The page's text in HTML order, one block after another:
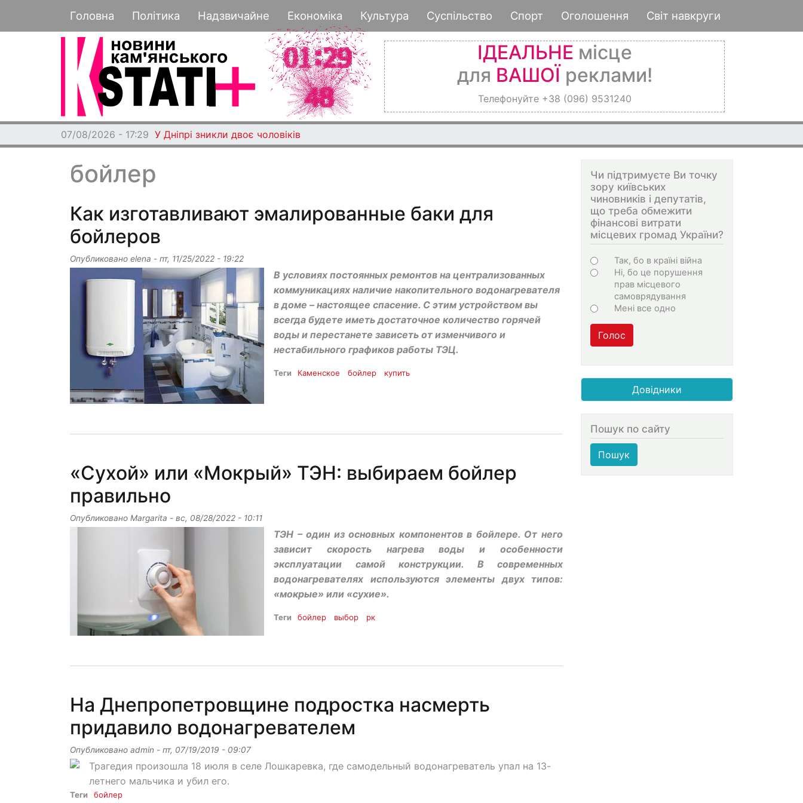
к
основному
Основная навигация
Головна Політика Надзвичайне Економіка Культура Суспільство Спорт Оголошення Світ навкруги
ІДЕАЛЬНЕ місце
для ВАШОЇ реклами!
Телефонуйте +38 (096) 9531240
07/08/2026 - 17:29 У Дніпрі зникли двоє чоловіків
бойлер
Как изготавливают эмалированные баки для
бойлеров
Опубликовано elena - пт, 11/25/2022 - 19:22
В условиях постоянных ремонтов на централизованных
коммуникациях наличие накопительного водонагревателя
в доме – настоящее спасение. С этим устройством вы
всегда будете иметь достаточное количество горячей
воды и перестанете зависеть от изменчивого и
нестабильного графиков работы ТЭЦ.
Теги Каменское бойлер купить
«Сухой» или «Мокрый» ТЭН: выбираем бойлер
правильно
Опубликовано Margarita - вс, 08/28/2022 - 10:11
ТЭН – один из основных компонентов в бойлере. От него
зависит скорость нагрева воды и особенности
эксплуатации самой конструкции. В современных
водонагревателях используются элементы двух типов:
«мокрые» или «сухие».
Теги бойлер выбор рк
На Днепропетровщине подростка насмерть
придавило водонагревателем
Опубликовано admin - пт, 07/19/2019 - 09:07
Трагедия произошла 18 июля в селе Лошкаревка, где самодельный водонагреватель упал на 13-
летнего мальчика и убил его.
Теги бойлер
Чи підтримуєте Ви точку
зору київських
чиновників і депутатів,
що треба обмежити
фінансові витрати
місцевих громад України?
Choices
Так, бо в країні війна
Ні, бо це порушення
прав місцевого
самоврядування
Мені все одно
Голос
Довідники
Пошук по сайту
Пошук